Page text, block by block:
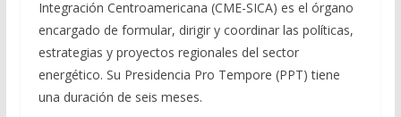
Integración Centroamericana (CME-SICA) es el órgano
encargado de formular, dirigir y coordinar las políticas,
estrategias y proyectos regionales del sector
energético. Su Presidencia Pro Tempore (PPT) tiene
una duración de seis meses.